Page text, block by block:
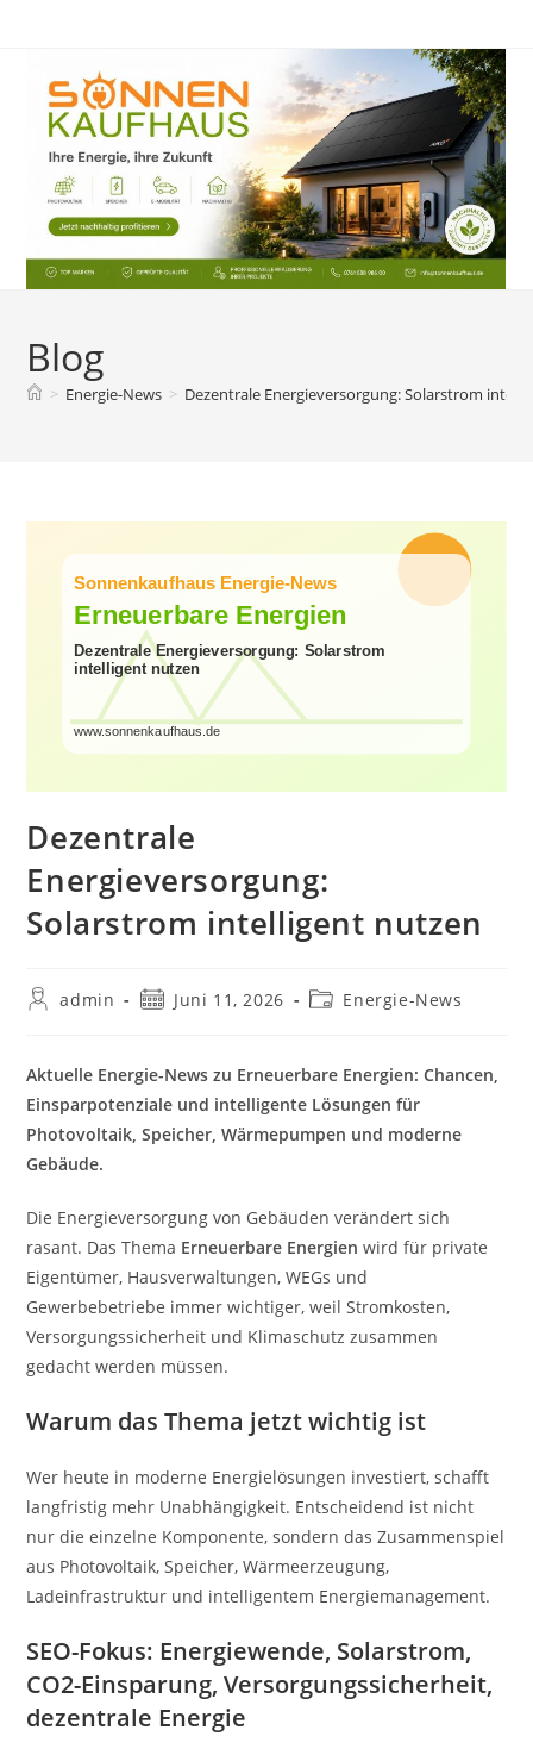
Blog
> Energie-News > Dezentrale Energieversorgung: Solarstrom
Dezentrale
Energieversorgung:
Solarstrom intelligent nutzen
Beitrags-
admin
BeitragJuni 11, 2026
Beitrags-
Energie-News
Aktuelle Energie-News zu Erneuerbare Energien: Chancen,
Einsparpotenziale und intelligente Lösungen für
Photovoltaik, Speicher, Wärmepumpen und moderne
Gebäude.
Die Energieversorgung von Gebäuden verändert sich
rasant. Das Thema Erneuerbare Energien wird für private
Eigentümer, Hausverwaltungen, WEGs und
Gewerbebetriebe immer wichtiger, weil Stromkosten,
Versorgungssicherheit und Klimaschutz zusammen
gedacht werden müssen.
Warum das Thema jetzt wichtig ist
Wer heute in moderne Energielösungen investiert, schafft
langfristig mehr Unabhängigkeit. Entscheidend ist nicht
nur die einzelne Komponente, sondern das Zusammenspiel
aus Photovoltaik, Speicher, Wärmeerzeugung,
Ladeinfrastruktur und intelligentem Energiemanagement.
SEO-Fokus: Energiewende, Solarstrom,
CO2-Einsparung, Versorgungssicherheit,
dezentrale Energie